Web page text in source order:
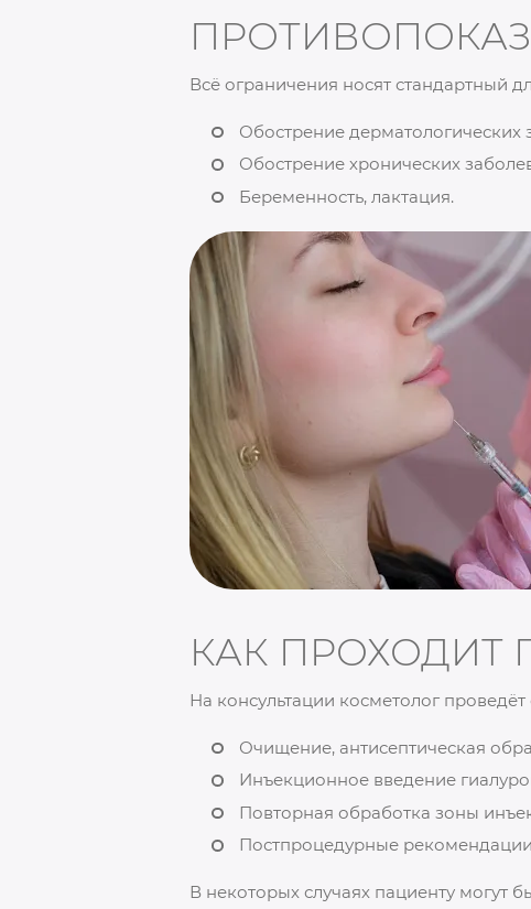
Всё ограничения носят стандартный
Обострение дерматологических
Обострение хронических
Беременность, лактация.
КАК ПРОХОДИТ
На консультации косметолог
Очищение, антисептическая
Инъекционное введение
Повторная обработка зоны
Постпроцедурные
В некоторых случаях пациенту могут